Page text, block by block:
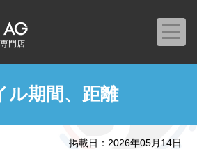
門店
ル期間、距離
掲載日：2026年05月14日